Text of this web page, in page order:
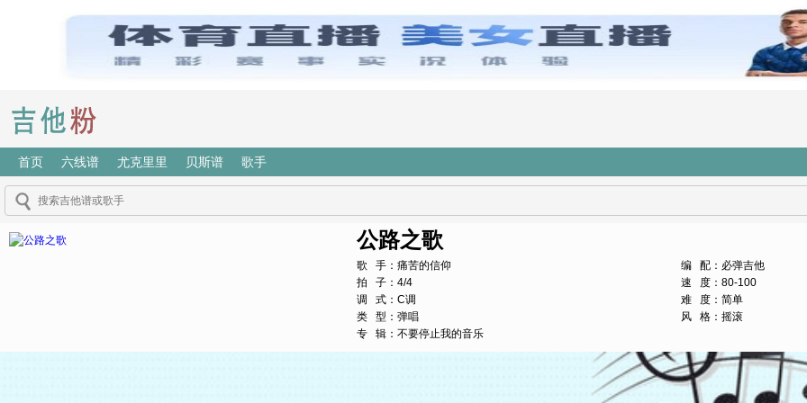
首页 六线谱 尤克里里 贝斯谱 歌手
公路之歌
歌 手：痛苦的信仰
编 配：必弹吉他
拍 子：4/4
速 度：80-100
调 式：C调
难 度：简单
类 型：弹唱
风 格：摇滚
专 辑：不要停止我的音乐